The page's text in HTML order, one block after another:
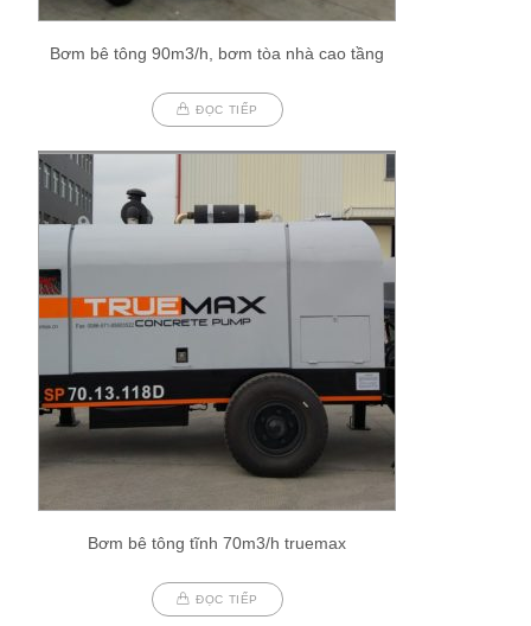
Bơm bê tông 90m3/h, bơm tòa nhà cao tầng
ĐỌC TIẾP
Bơm bê tông tĩnh 70m3/h truemax
ĐỌC TIẾP